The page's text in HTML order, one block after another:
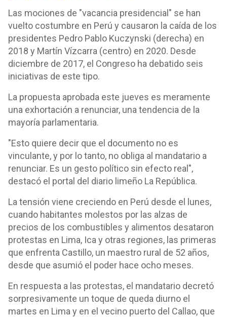
Las mociones de "vacancia presidencial" se han
vuelto costumbre en Perú y causaron la caída de los
presidentes Pedro Pablo Kuczynski (derecha) en
2018 y Martín Vízcarra (centro) en 2020. Desde
diciembre de 2017, el Congreso ha debatido seis
iniciativas de este tipo.
La propuesta aprobada este jueves es meramente
una exhortación a renunciar, una tendencia de la
mayoría parlamentaria.
"Esto quiere decir que el documento no es
vinculante, y por lo tanto, no obliga al mandatario a
renunciar. Es un gesto político sin efecto real",
destacó el portal del diario limeño La República.
La tensión viene creciendo en Perú desde el lunes,
cuando habitantes molestos por las alzas de
precios de los combustibles y alimentos desataron
protestas en Lima, Ica y otras regiones, las primeras
que enfrenta Castillo, un maestro rural de 52 años,
desde que asumió el poder hace ocho meses.
En respuesta a las protestas, el mandatario decretó
sorpresivamente un toque de queda diurno el
martes en Lima y en el vecino puerto del Callao, que